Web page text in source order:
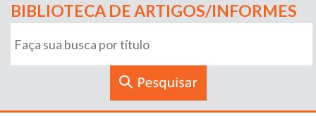
BIBLIOTECA DE ARTIGOS/INFORMES